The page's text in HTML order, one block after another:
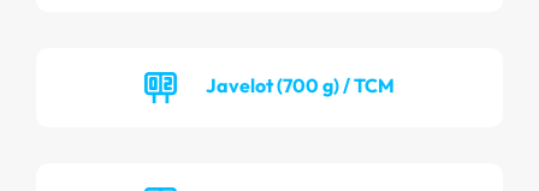
Javelot (700 g) / TCM